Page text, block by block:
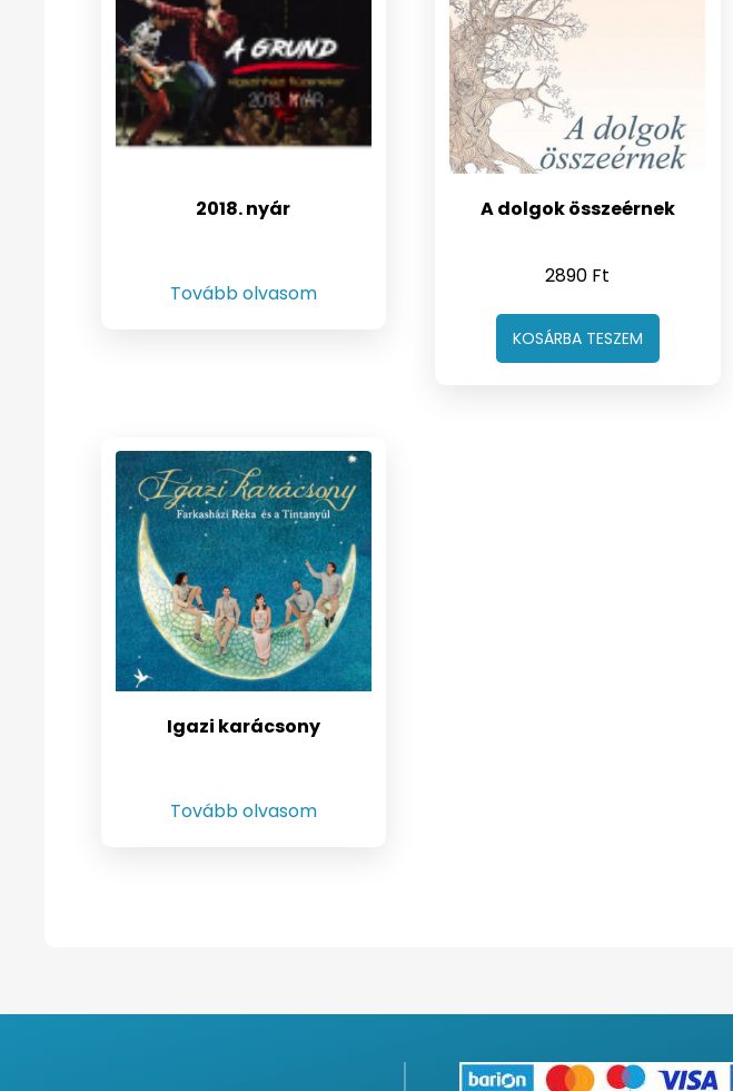
2018. nyár
Tovább olvasom
A dolgok összeérnek
2890 Ft
KOSÁRBA TESZEM
Igazi karácsony
Tovább olvasom